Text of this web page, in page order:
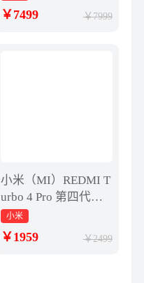
联通电信5G 双卡双
7499 7999
小米（MI）REDMI T
urbo 4 Pro 第四代骁
龙8s 7550mAh长续航
16GB+512GB 白色 小
小米
1959 2499